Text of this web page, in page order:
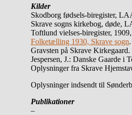
Kilder
Skodborg fødsels-biregister,
Skrave sogns kirkebog, døde,
Toftlund vielses-biregister,
Folketælling 1930, Skrave sogn
Gravsten på Skrave Kirkegaard.
Jespersen, J.: Danske Gaarde i
Oplysninger fra Skrave
Oplysninger indsendt til
Publikationer
–